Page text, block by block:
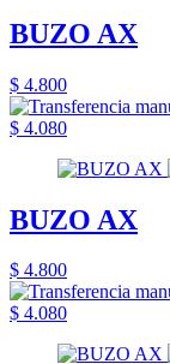
BUZO AX
$ 4.800
$ 4.080
BUZO AX
$ 4.800
$ 4.080